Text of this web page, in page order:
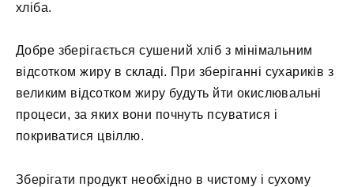
хліба.
Добре зберігається сушений хліб з мінімальним
відсотком жиру в складі. При зберіганні сухариків з
великим відсотком жиру будуть йти окислювальні
процеси, за яких вони почнуть псуватися і
покриватися цвіллю.
Зберігати продукт необхідно в чистому і сухому